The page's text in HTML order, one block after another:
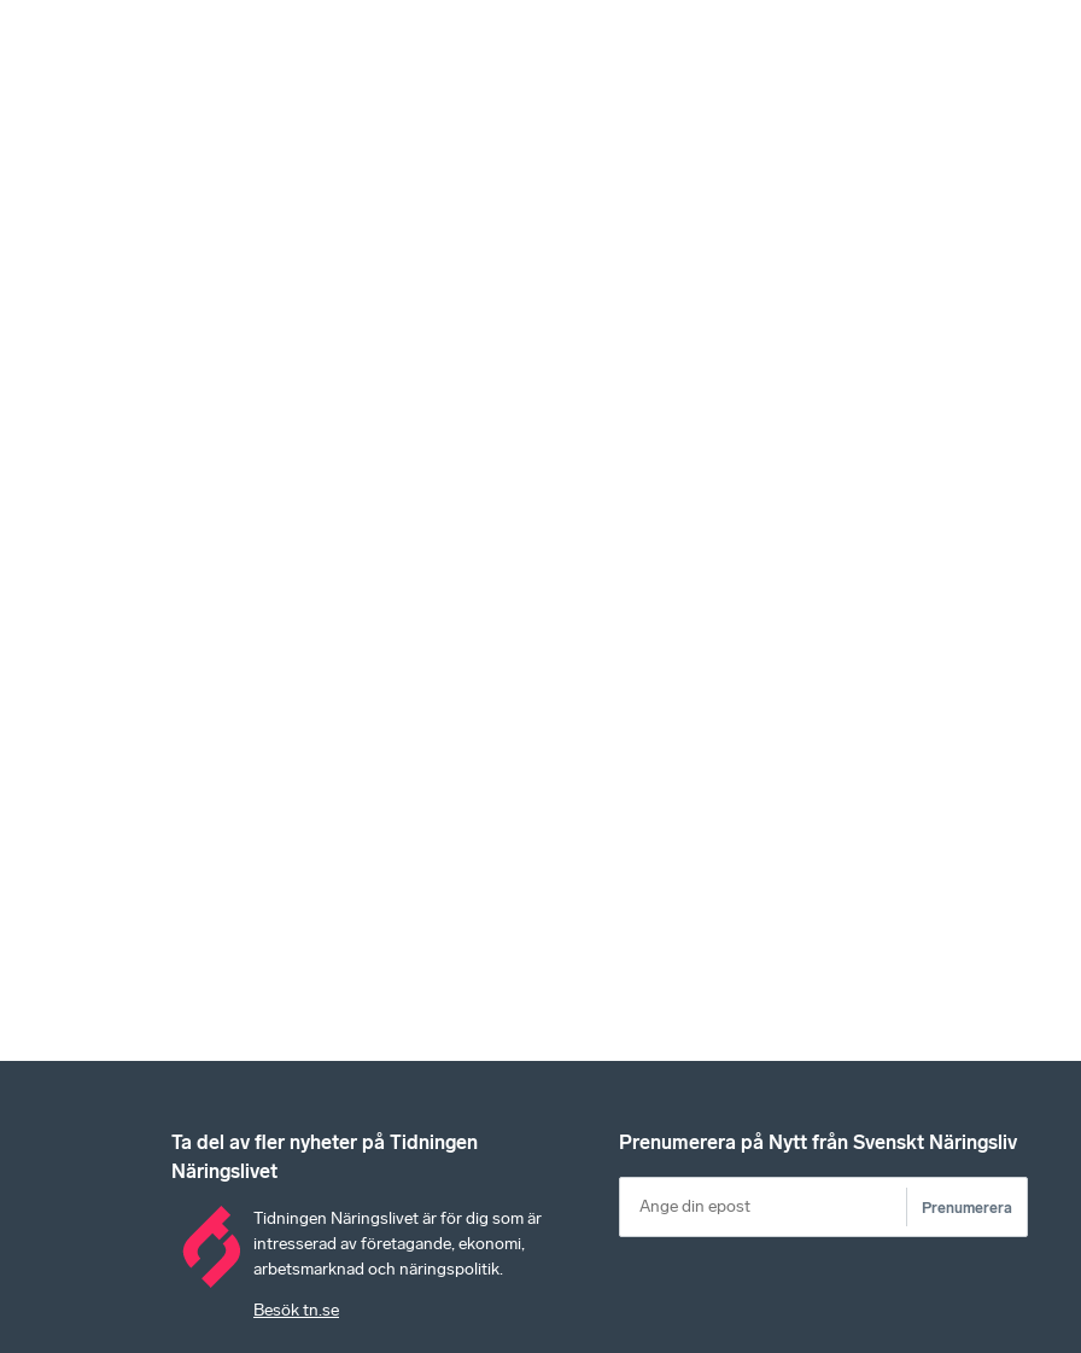
Ta del av fler nyheter på Tidningen
Näringslivet
Tidningen Näringslivet är för dig som är
intresserad av företagande, ekonomi,
arbetsmarknad och näringspolitik.
Besök tn.se
Prenumerera på Nytt från Svenskt Näringsliv
Prenumerera